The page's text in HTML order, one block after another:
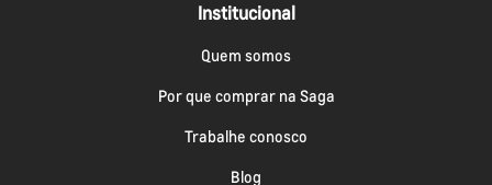
Institucional
Quem somos
Por que comprar na Saga
Trabalhe conosco
Blog